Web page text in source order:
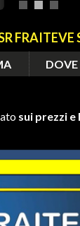
FRAITEVE
sui prezzi e